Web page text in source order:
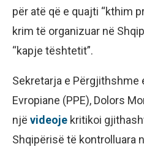
për atë që e quajti “kthim
krim të organizuar në
“kapje tështetit”.
Sekretarja e Përgjithshme
Evropiane (PPE), Dolors
një videoje kritikoi
Shqipërisë të kontrolluara